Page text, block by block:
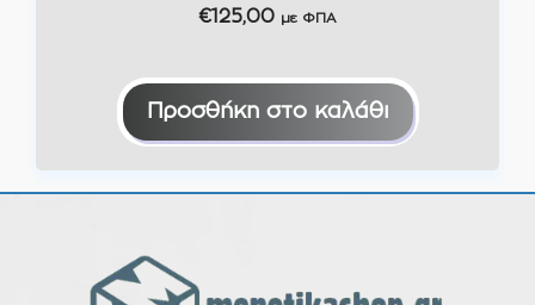
€125,00 με ΦΠΑ
Προσθήκη στο καλάθι